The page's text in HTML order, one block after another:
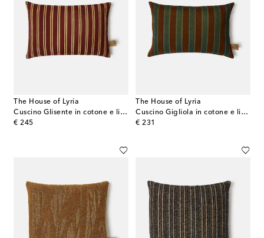
The House of Lyria
Cuscino Glisente in cotone e lino a righe
€ 245
original price
The House of Lyria
Cuscino Gigliola in cotone e lino a righe
€ 231
original price